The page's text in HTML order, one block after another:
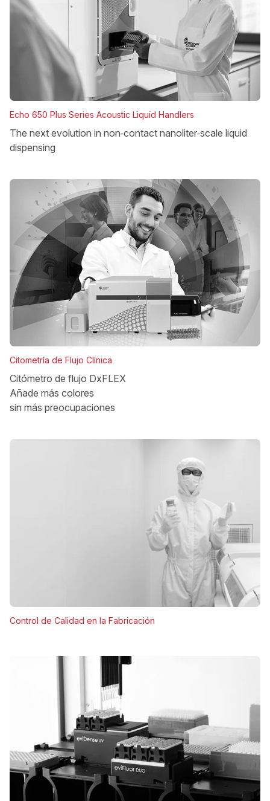
Echo 650 Plus Series Acoustic Liquid Handlers
The next evolution in non‑contact nanoliter‑scale liquid
dispensing
Citometría de Flujo Clínica
Citómetro de flujo DxFLEX
Añade más colores
sin más preocupaciones
Control de Calidad en la Fabricación